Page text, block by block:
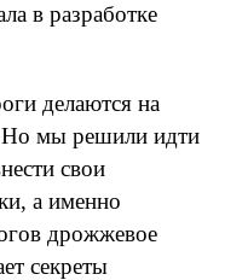
в разработке
делаются на
Но мы решили идти
свои
а именно
дрожжевое
секреты